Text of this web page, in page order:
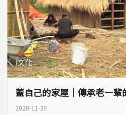
文化
蓋自己的家屋｜傳承老一輩
2020-11-30